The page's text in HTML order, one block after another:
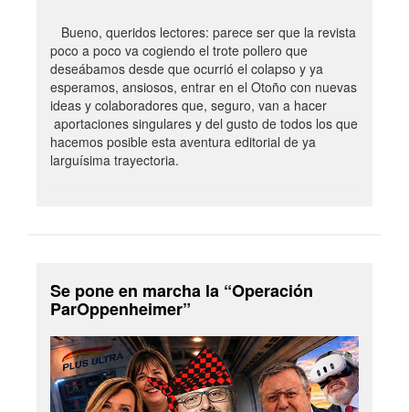
Bueno, queridos lectores: parece ser que la revista
poco a poco va cogiendo el trote pollero que
deseábamos desde que ocurrió el colapso y ya
esperamos, ansiosos, entrar en el Otoño con nuevas
ideas y colaboradores que, seguro, van a hacer
aportaciones singulares y del gusto de todos los que
hacemos posible esta aventura editorial de ya
larguísima trayectoria.
Se pone en marcha la “Operación
ParOppenheimer”